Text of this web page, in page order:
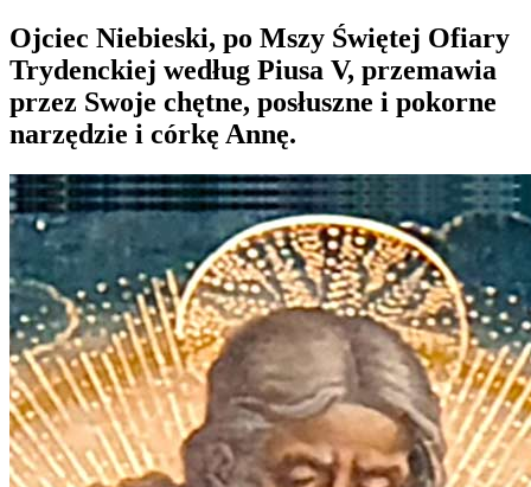
Ojciec Niebieski, po Mszy Świętej Ofiary
Trydenckiej według Piusa V, przemawia
przez Swoje chętne, posłuszne i pokorne
narzędzie i córkę Annę.